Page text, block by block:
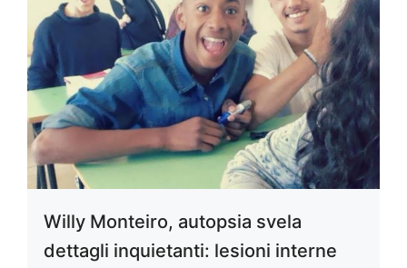
Willy Monteiro, autopsia svela
dettagli inquietanti: lesioni interne